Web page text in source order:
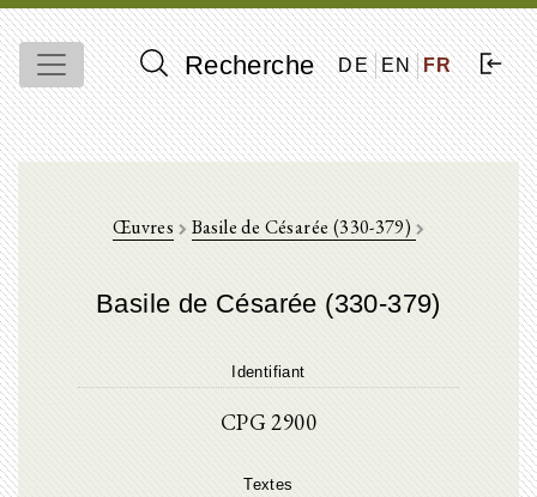
Recherche DE EN FR
Œuvres Basile de Césarée (330-379)
Basile de Césarée (330-379)
Identifiant
CPG 2900
Textes